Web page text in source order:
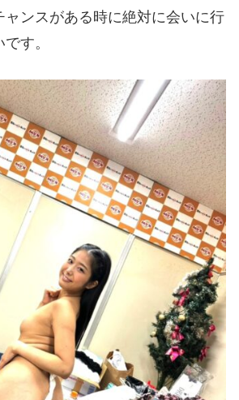
ャンスがある時に絶対に会いに行
す。